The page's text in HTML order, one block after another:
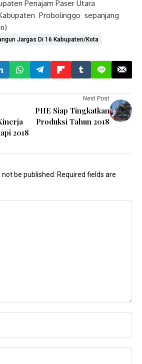
Penajam Paser Utara
Probolinggo sepanjang
Jargas Di 16 Kabupaten/Kota
2018
Next Post
PHE Siap Tingkatkan
Produksi Tahun 2018
be published.
Required fields are